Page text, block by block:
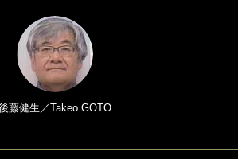
藤健生／Takeo GOTO